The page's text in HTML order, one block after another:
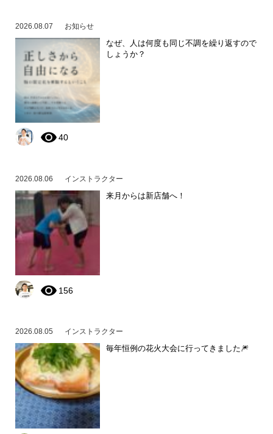
2026.08.07 お知らせ
なぜ、人は何度も同じ不調を繰り返すので
しょうか？
40
2026.08.06 インストラクター
来月からは新店舗へ！
156
2026.08.05 インストラクター
毎年恒例の花火大会に行ってきました🎆